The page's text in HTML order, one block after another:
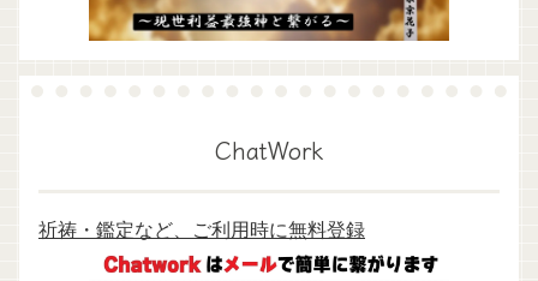
ChatWork
祈祷・鑑定など、ご利用時に無料登録